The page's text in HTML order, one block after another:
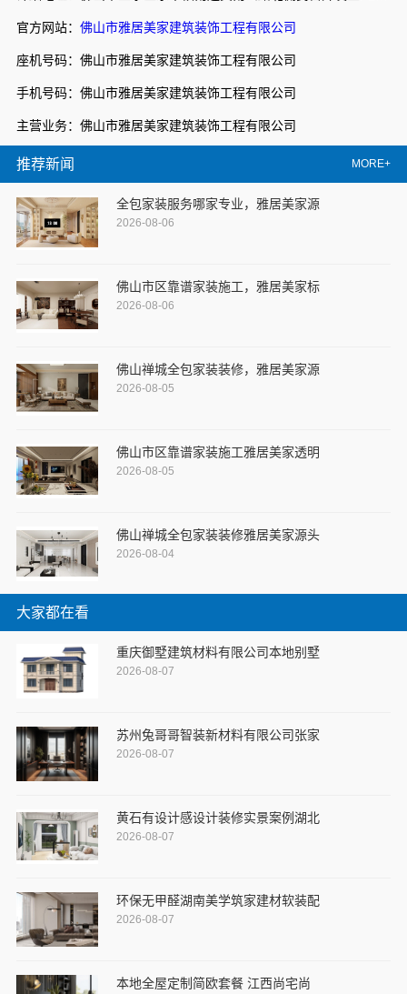
官方网站： 佛山市雅居美家建筑装饰工程有限公司
座机号码：佛山市雅居美家建筑装饰工程有限公司
手机号码：佛山市雅居美家建筑装饰工程有限公司
主营业务：佛山市雅居美家建筑装饰工程有限公司
推荐新闻 MORE+
全包家装服务哪家专业，雅居美家源
2026-08-06
佛山市区靠谱家装施工，雅居美家标
2026-08-06
佛山禅城全包家装装修，雅居美家源
2026-08-05
佛山市区靠谱家装施工雅居美家透明
2026-08-05
佛山禅城全包家装装修雅居美家源头
2026-08-04
大家都在看
重庆御墅建筑材料有限公司本地别墅
2026-08-07
苏州兔哥哥智装新材料有限公司张家
2026-08-07
黄石有设计感设计装修实景案例湖北
2026-08-07
环保无甲醛湖南美学筑家建材软装配
2026-08-07
本地全屋定制简欧套餐 江西尚宅尚